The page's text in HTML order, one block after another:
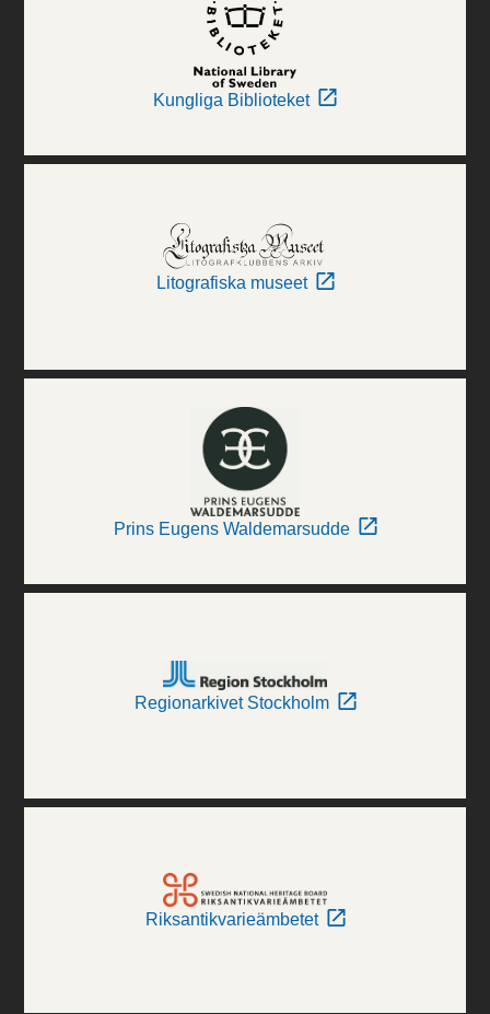
Kungliga Biblioteket
Litografiska museet
Prins Eugens Waldemarsudde
Regionarkivet Stockholm
Riksantikvarieämbetet